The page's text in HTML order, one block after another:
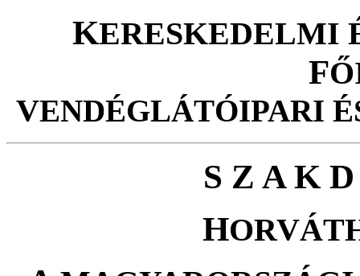
KERESKEDELMI
F
VENDÉGLÁTÓIPARI
S Z A K
H